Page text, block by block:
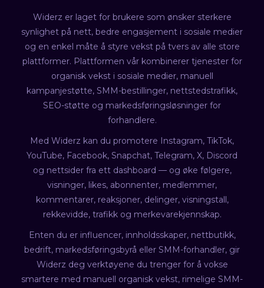
Widerz er laget for brukere som ønsker sterkere
synlighet på nett, bedre engasjement i sosiale medier
og en enkel måte å styre vekst på tvers av alle store
plattformer. Plattformen vår kombinerer tjenester for
organisk vekst i sosiale medier, manuell
kampanjestøtte, SMM-bestillinger, nettstedstrafikk,
SEO-støtte og markedsføringsløsninger for
forhandlere.
Med Widerz kan du promotere Instagram, TikTok,
YouTube, Facebook, Snapchat, Telegram, X, Discord
og nettsider fra ett dashboard — og øke følgere,
visninger, likes, abonnenter, medlemmer,
kommentarer, reaksjoner, delinger, visningstall,
rekkevidde, trafikk og merkevarekjennskap.
Enten du er influencer, innholdsskaper, nettbutikk,
bedrift, markedsføringsbyrå eller SMM-forhandler, gir
Widerz deg verktøyene du trenger for å vokse
smartere med manuell organisk vekst, rimelige SMM-